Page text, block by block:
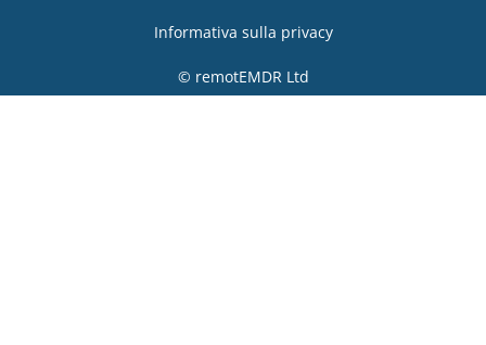
Informativa sulla privacy
© remotEMDR Ltd